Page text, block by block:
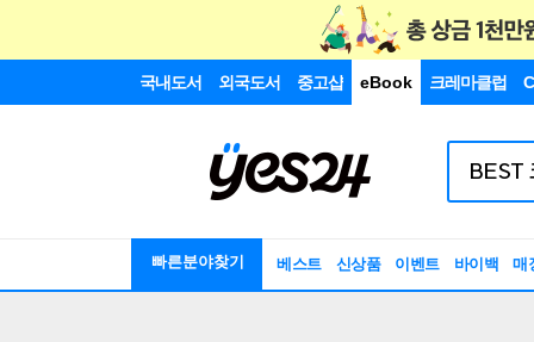
국내도서 외국도서 중고샵 eBook 크레마클럽
빠른분야찾기 베스트 신상품 이벤트 바이백 매